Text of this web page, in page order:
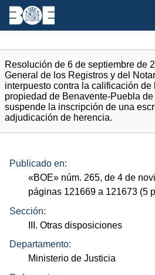
Resolución de 6 de septiembre de
General de los Registros y del
interpuesto contra la calificación de
propiedad de Benavente-Puebla
suspende la inscripción de una
adjudicación de herencia.
Publicado en:
«BOE» núm. 265, de 4 de
páginas 121669 a 121673 (5
Sección:
III. Otras disposiciones
Departamento:
Ministerio de Justicia